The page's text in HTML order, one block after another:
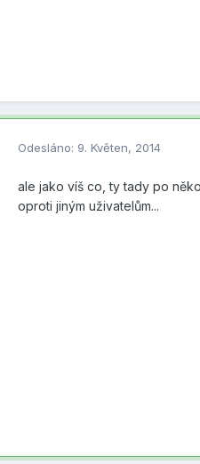
Odesláno: 9. Květen, 2014
ale jako víš co, ty tady po
oproti jiným uživatelům...